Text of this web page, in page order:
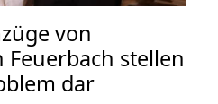
von
stellen
dar